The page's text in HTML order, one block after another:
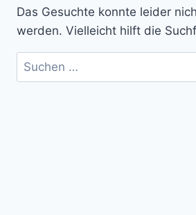
Das Gesuchte konnte leider
werden. Vielleicht hilft die
Suchen
nach: